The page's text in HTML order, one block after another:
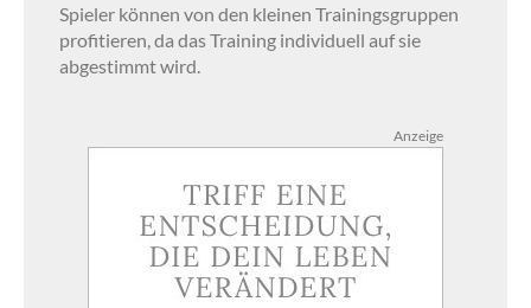
Spieler können von den kleinen Trainingsgruppen
profitieren, da das Training individuell auf sie
abgestimmt wird.
Anzeige